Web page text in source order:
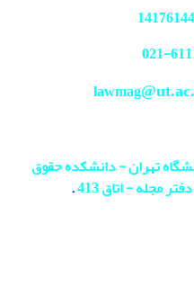
021
تهران - دانشکده حقوق
.